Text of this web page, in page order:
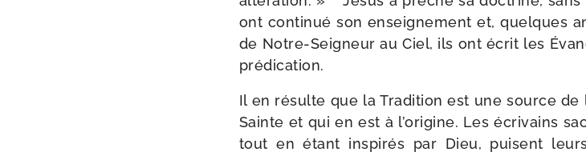
ont conti­nué son ensei­gne­ment et, quelques
de Notre-​Seigneur au Ciel, ils ont écrit les
prédication.
Il en résulte que la Tradition est une source de
Sainte et qui en est à l’origine. Les écri­vains
tout en étant ins­pi­rés par Dieu, puisent